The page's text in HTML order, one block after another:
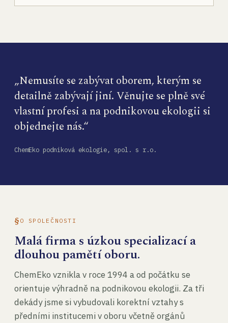
„Nemusíte se zabývat oborem, kterým se
detailně zabývají jiní. Věnujte se plně své
vlastní profesi a na podnikovou ekologii si
objednejte nás.“
ChemEko podniková ekologie, spol. s r.o.
O SPOLEČNOSTI
Malá firma s úzkou specializací a
dlouhou pamětí oboru.
ChemEko vznikla v roce 1994 a od počátku se
orientuje výhradně na podnikovou ekologii. Za tři
dekády jsme si vybudovali korektní vztahy s
předními institucemi v oboru včetně orgánů